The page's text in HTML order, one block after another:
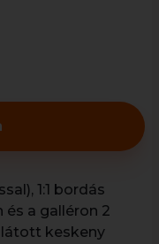
1:1 bordás
és a galléron 2
keskeny